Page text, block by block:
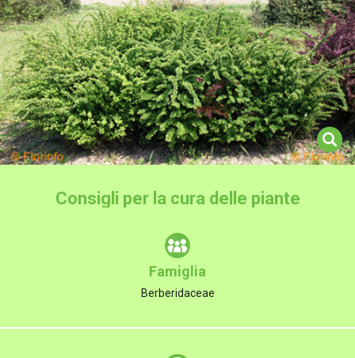
Consigli per la cura delle piante
Famiglia
Berberidaceae